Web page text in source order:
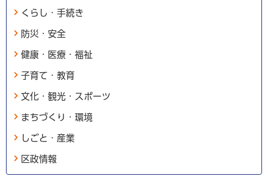
くらし・手続き
防災・安全
健康・医療・福祉
子育て・教育
文化・観光・スポーツ
まちづくり・環境
しごと・産業
区政情報